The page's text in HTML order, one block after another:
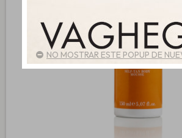
NO MOSTRAR ESTE POPUP DE